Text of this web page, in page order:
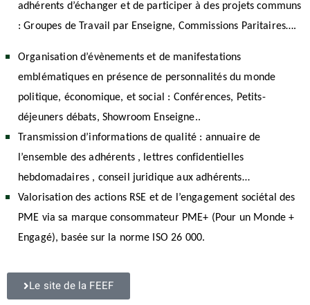
adhérents d’échanger et de participer à des projets communs
: Groupes de Travail par Enseigne, Commissions Paritaires….
Organisation d’évènements et de manifestations
emblématiques en présence de personnalités du monde
politique, économique, et social : Conférences, Petits-
déjeuners débats, Showroom Enseigne..
Transmission d’informations de qualité : annuaire de
l’ensemble des adhérents , lettres confidentielles
hebdomadaires , conseil juridique aux adhérents…
Valorisation des actions RSE et de l’engagement sociétal des
PME via sa marque consommateur PME+ (Pour un Monde +
Engagé), basée sur la norme ISO 26 000.
Le site de la FEEF